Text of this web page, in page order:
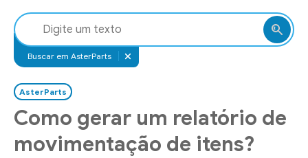
Soluções
AsterAuto
Aster
Aster
Buscar em AsterParts
AsterParts
Como gerar um relatório de
movimentação de itens?